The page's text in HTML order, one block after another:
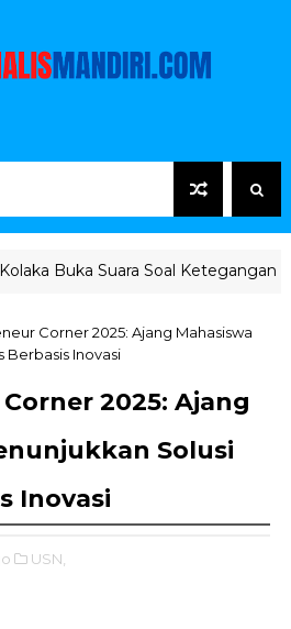
Soal Ketegangan Jalur Hauling
Corner 2025: Ajang Mahasiswa
Berbasis Inovasi
2025: Ajang
Solusi
Inovasi
USN,